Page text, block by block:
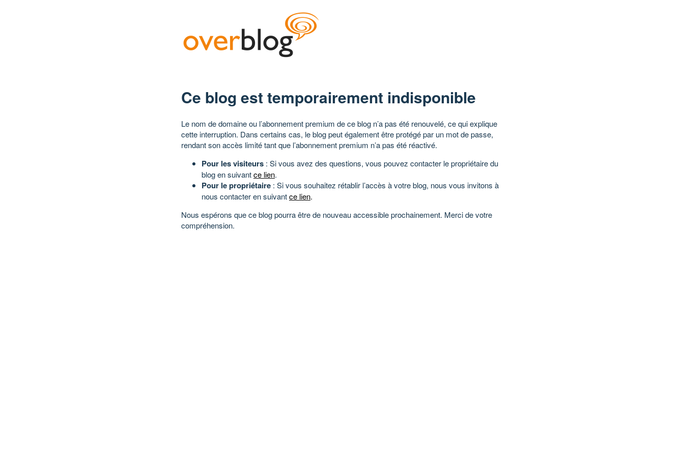
Ce blog est temporairement indisponible
Le nom de domaine ou l’abonnement premium de ce blog n’a pas été renouvelé, ce qui explique
cette interruption. Dans certains cas, le blog peut également être protégé par un mot de passe,
rendant son accès limité tant que l’abonnement premium n’a pas été réactivé.
Pour les visiteurs : Si vous avez des questions, vous pouvez contacter le propriétaire du
blog en suivantce lien.
Pour le propriétaire : Si vous souhaitez rétablir l’accès à votre blog, nous vous invitons à
nous contacter en suivantce lien.
Nous espérons que ce blog pourra être de nouveau accessible prochainement. Merci de votre
compréhension.